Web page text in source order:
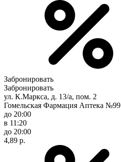
Забронировать
Забронировать
ул. К.Маркса, д. 13/а, пом. 2
Гомельская Фармация Аптека №99
до 20:00
в 11:20
до 20:00
4,89 р.